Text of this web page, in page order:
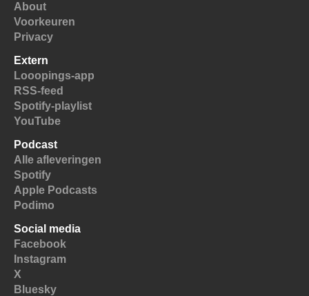
About
Voorkeuren
Privacy
Extern
Looopings-app
RSS-feed
Spotify-playlist
YouTube
Podcast
Alle afleveringen
Spotify
Apple Podcasts
Podimo
Social media
Facebook
Instagram
X
Bluesky